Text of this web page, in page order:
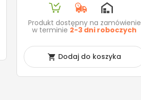
Produkt dostępny na zamówienie
w terminie 2-3 dni roboczych
 Dodaj do koszyka